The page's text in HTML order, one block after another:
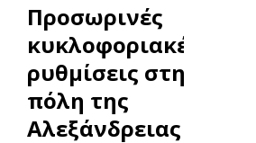
Προσωρινές
κυκλοφοριακές
ρυθμίσεις στην
πόλη της
Αλεξάνδρειας κατά